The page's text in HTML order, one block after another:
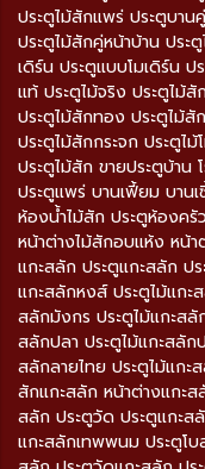
ประตูไม้สักแพร่ ประตูบาน
ประตูไม้สักคู่หน้าบ้าน ประ
เดิร์น ประตูแบบโมเดิร์น ป
แท้ ประตูไม้จริง ประตูไม้
ประตูไม้สักทอง ประตูไม้
ประตูไม้สักกระจก ประตูไ
ประตูไม้สัก ขายประตูบ้าน
ประตูแพร่ บานเฟี้ยม บาน
ห้องน้ำไม้สัก ประตูห้องค
หน้าต่างไม้สักอบแห้ง หน้า
แกะสลัก ประตูแกะสลัก ป
แกะสลักหงส์ ประตูไม้แกะ
สลักมังกร ประตูไม้แกะสลั
สลักปลา ประตูไม้แกะสลัก
สลักลายไทย ประตูไม้แกะ
สักแกะสลัก หน้าต่างแกะ
สลัก ประตูวัด ประตูแกะ
แกะสลักเทพพนม ประตูโบ